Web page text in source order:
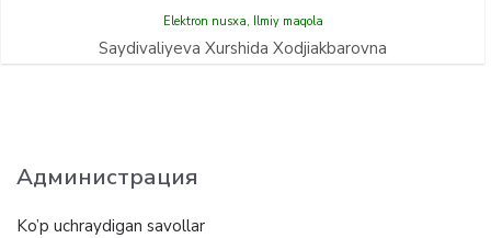
Elektron nusxa, Ilmiy maqola
Saydivaliyeva Xurshida Xodjiakbarovna
Администрация
Ko’p uchraydigan savollar